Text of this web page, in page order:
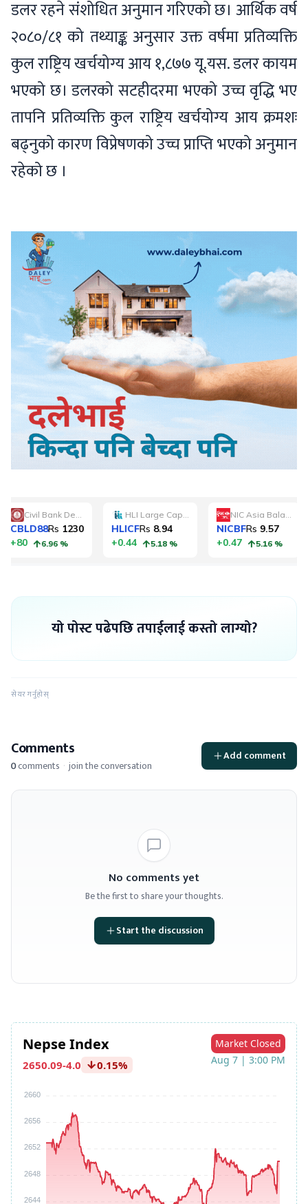
डलर रहने संशोधित अनुमान गरिएको छ। आर्थिक वर्ष
२०८०/८१ को तथ्याङ्क अनुसार उक्त वर्षमा प्रतिव्यक्ति
कुल राष्ट्रिय खर्चयोग्य आय १,८७७ यू.यस. डलर कायम
भएको छ। डलरको सटहीदरमा भएको उच्च वृद्धि भए
तापनि प्रतिव्यक्ति कुल राष्ट्रिय खर्चयोग्य आय क्रमशः
बढ्नुको कारण विप्रेषणको उच्च प्राप्ति भएको अनुमान
रहेको छ ।
यो पोस्ट पढेपछि तपाईलाई कस्तो लाग्यो?
सेयर गर्नुहोस्
Comments
0comments · join the conversation
Add comment
No comments yet
Be the first to share your thoughts.
Start the discussion